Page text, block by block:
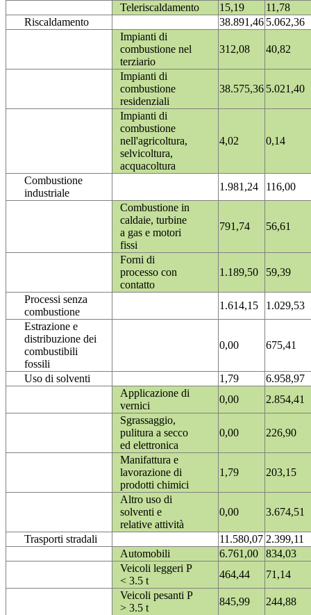
Teleriscaldamento 15,19
11,78
Riscaldamento
38.891,46 5.062,36
Impianti di
combustione nel
terziario
312,08 40,82
Impianti di
combustione
residenziali
38.575,36 5.021,40
Impianti di
combustione
nell'agricoltura,
selvicoltura,
acquacoltura
4,02 0,14
Combustione
industriale
1.981,24
116,00
Combustione in
caldaie, turbine
a gas e motori
fissi
791,74 56,61
Forni di
processo con
contatto
1.189,50 59,39
Processi senza
combustione
1.614,15
1.029,53
Estrazione e
distribuzione dei
combustibili
fossili
0,00 675,41
Uso di solventi 1,79
6.958,97
Applicazione di
vernici
0,00
2.854,41
Sgrassaggio,
pulitura a secco
ed elettronica
0,00 226,90
Manifattura e
lavorazione di
prodotti chimici
1,79 203,15
Altro uso di
solventi e
relative attività
0,00 3.674,51
Trasporti stradali 11.580,07 2.399,11
Automobili
6.761,00
834,03
Veicoli leggeri P
< 3.5 t
464,44
71,14
Veicoli pesanti P
> 3.5 t
845,99
244,88